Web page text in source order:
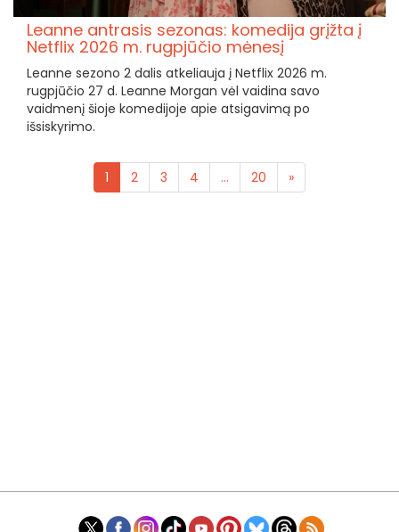
Leanne antrasis sezonas: komedija grįžta į
Netflix 2026 m. rugpjūčio mėnesį
Leanne sezono 2 dalis atkeliauja į Netflix 2026 m.
rugpjūčio 27 d. Leanne Morgan vėl vaidina savo
vaidmenį šioje komedijoje apie atsigavimą po
išsiskyrimo.
1 2 3 4 ... 20 »